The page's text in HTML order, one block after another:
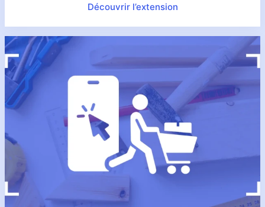
Découvrir l’extension